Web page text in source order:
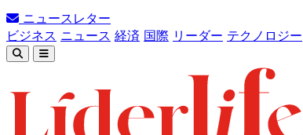
ニュースレター
ビジネス ニュース 経済 国際 リーダー テクノロジー